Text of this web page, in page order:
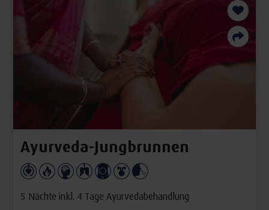
Ayurveda-Jungbrunnen
5 Nächte inkl. 4 Tage Ayurvedabehandlung